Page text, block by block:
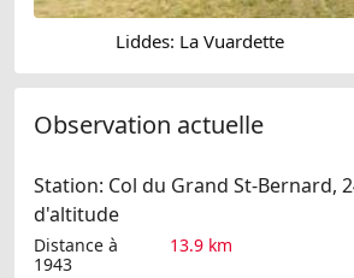
Liddes: La Vuardette
Observation actuelle
Station: Col du Grand St-Bernard,
d'altitude
Distance à
1943
13.9 km